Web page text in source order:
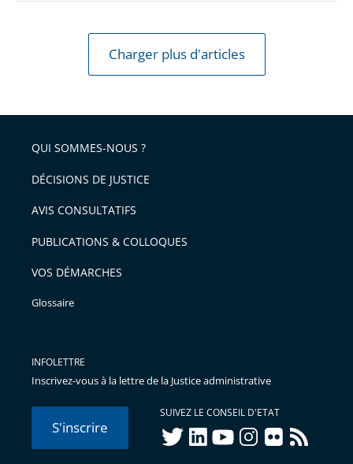
le
Charger plus d'articles
QUI SOMMES-NOUS ?
DÉCISIONS DE JUSTICE
AVIS CONSULTATIFS
PUBLICATIONS & COLLOQUES
VOS DÉMARCHES
Glossaire
INFOLETTRE
Inscrivez-vous à la lettre de la Justice administrative
S'inscrire
SUIVEZ LE CONSEIL D'ETAT
twitterlinkedInyoutubeinstagram
flickr rss